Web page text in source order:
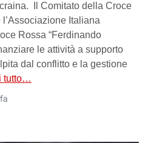
Il Comitato della Croce
Italiana
Rossa “Ferdinando
le attività a supporto
dal conflitto e la gestione
tutto…
fa